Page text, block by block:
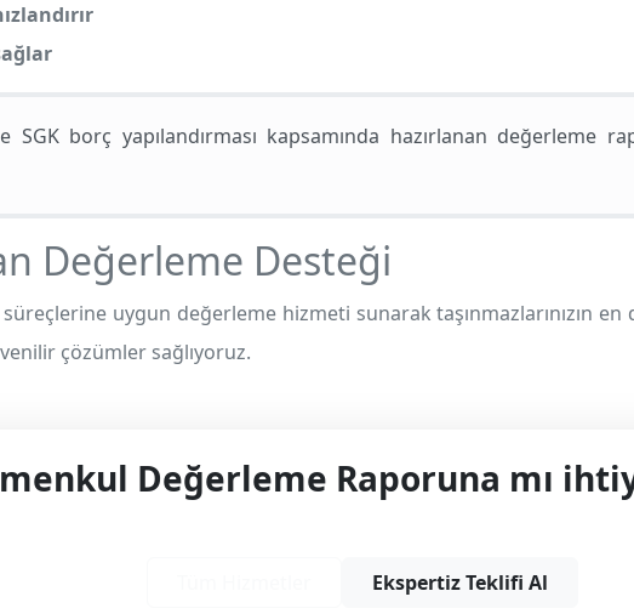
SGK borç yapılandırması kapsamında hazırlanan değerleme
Değerleme Desteği
uygun değerleme hizmeti sunarak taşınmazlarınızın
çözümler sağlıyoruz.
Değerleme Raporuna mı
Ekspertiz Teklifi Al